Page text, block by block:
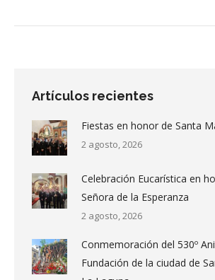
Artículos recientes
Fiestas en honor de Santa
2 agosto, 2026
Celebración Eucarística en
Señora de la Esperanza
2 agosto, 2026
Conmemoración del 530º
Fundación de la ciudad de